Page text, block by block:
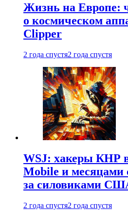
Жизнь на Европе:
о космическом
Clipper
2 года спустя2 года спустя
WSJ: хакеры КНР
Mobile и месяцами
за силовиками
2 года спустя2 года спустя